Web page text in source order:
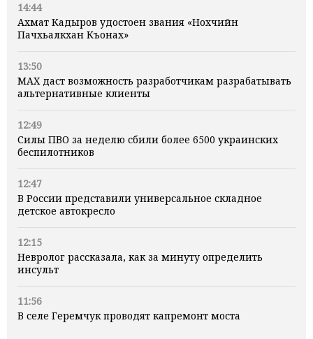
14:44
Ахмат Кадыров удостоен звания «Нохчийн
Пачхьалкхан Къонах»
13:50
MAX даст возможность разработчикам разрабатывать
альтернативные клиенты
12:49
Силы ПВО за неделю сбили более 6500 украинских
беспилотников
12:47
В России представили универсальное складное
детское автокресло
12:15
Невролог рассказала, как за минуту определить
инсульт
11:56
В селе Геремчук проводят капремонт моста